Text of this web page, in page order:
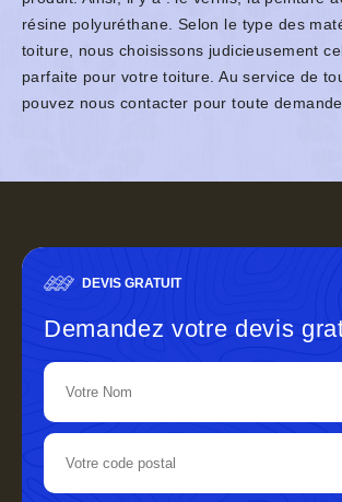
résine polyuréthane. Selon le type des
toiture, nous choisissons judicieusement
parfaite pour votre toiture. Au service de
pouvez nous contacter pour toute
DEVIS GRATUIT
Demandez votre devis